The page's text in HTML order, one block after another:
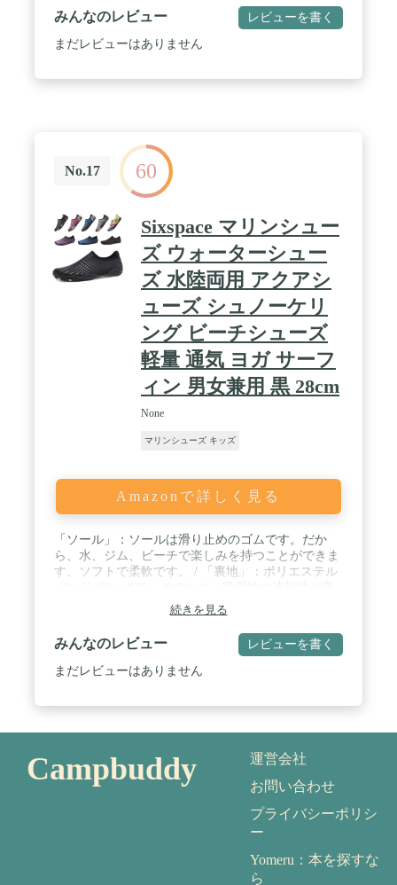
プレーンを採用することで、優れた伸縮性と排水性
と通気性が期待できる。また、ソックスのような柔
軟性で、履いても素足みたいな履き心地。 / マリン
ます。水遊び、海水浴、散歩、お出掛け、アウトド
アシーン、マリンレジャーや川遊び、サンダル、ウ
ォーターパーク、ビーチ、マリンスポーツやダイビ
ング、シュノーケリング、室内スポーツや、ジムな
どでもランニングシューズ、ガーデニング、車の洗
浄など、幅広い分野で使える！
みんなのレビュー レビューを書く
まだレビューはありません
No.17 60
Sixspace マリンシュー
ズ ウォーターシュー
ズ 水陸両用 アクアシ
ューズ シュノーケリ
ング ビーチシューズ
軽量 通気 ヨガ サーフ
ィン 男女兼用 黒 28cm
None
マリンシューズ キッズ
Amazonで詳しく見る
「ソール」：ソールは滑り止めのゴムです。だか
ら、水、ジム、ビーチで楽しみを持つことができま
す。ソフトで柔軟です。 / 「裏地」：ポリエステル
い、足の爽やかさを保てます。 / 「履き心地がい
い」：私たちのマリンシューズのアッパーにはネオ
プレーンを採用することで、優れた伸縮性と排水性
と通気性が期待できる。また、ソックスのような柔
軟性で、履いても素足みたいな履き心地。 / マリン
出来ます。また、シューズタイプはビーチサンダル
す。 / このウオーターシューズは多くの用途があり
ます。水遊び、海水浴、散歩、お出掛け、アウトド
アシーン、マリンレジャーや川遊び、サンダル、ウ
ォーターパーク、ビーチ、マリンスポーツやダイビ
続きを見る
みんなのレビュー レビューを書く
まだレビューはありません
Campbuddy
運営会社
お問い合わせ
プライバシーポリシ
ー
Yomeru：本を探すな
ら